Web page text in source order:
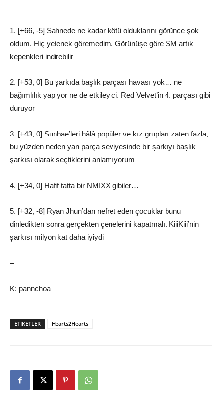
–
1. [+66, -5] Sahnede ne kadar kötü olduklarını görünce şok
oldum. Hiç yetenek göremedim. Görünüşe göre SM artık
kepenkleri indirebilir
2. [+53, 0] Bu şarkıda başlık parçası havası yok… ne
bağımlılık yapıyor ne de etkileyici. Red Velvet’in 4. parçası gibi
duruyor
3. [+43, 0] Sunbae’leri hâlâ popüler ve kız grupları zaten fazla,
bu yüzden neden yan parça seviyesinde bir şarkıyı başlık
şarkısı olarak seçtiklerini anlamıyorum
4. [+34, 0] Hafif tatta bir NMIXX gibiler…
5. [+32, -8] Ryan Jhun’dan nefret eden çocuklar bunu
dinledikten sonra gerçekten çenelerini kapatmalı. KiiiKiii’nin
şarkısı milyon kat daha iyiydi
–
K: pannchoa
ETIKETLER Hearts2Hearts